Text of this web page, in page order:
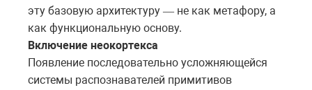
эту базовую архитектуру — не как метафору, а
как функциональную основу.
Включение неокортекса
Появление последовательно усложняющейся
системы распознавателей примитивов